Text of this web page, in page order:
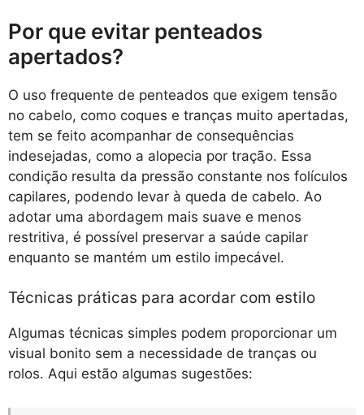
Por que evitar penteados
apertados?
O uso frequente de penteados que exigem tensão
no cabelo, como coques e tranças muito apertadas,
tem se feito acompanhar de consequências
indesejadas, como a alopecia por tração. Essa
condição resulta da pressão constante nos folículos
capilares, podendo levar à queda de cabelo. Ao
adotar uma abordagem mais suave e menos
restritiva, é possível preservar a saúde capilar
enquanto se mantém um estilo impecável.
Técnicas práticas para acordar com estilo
Algumas técnicas simples podem proporcionar um
visual bonito sem a necessidade de tranças ou
rolos. Aqui estão algumas sugestões: